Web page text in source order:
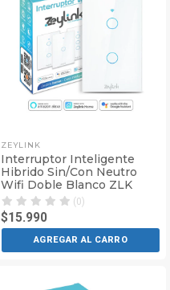
ZEYLINK
Interruptor Inteligente
Hibrido Sin/Con Neutro
Wifi Doble Blanco ZLK
(0)
$15.990
AGREGAR AL CARRO